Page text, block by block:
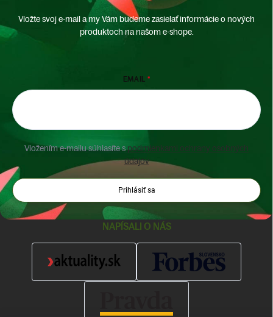
Vložte svoj e-mail a my Vám budeme zasielať informácie o nových
produktoch na našom e-shope.
EMAIL
Vložením e-mailu súhlasíte spodmienkami ochrany osobných
údajov
Prihlásiť sa
NAPÍSALI O NÁS